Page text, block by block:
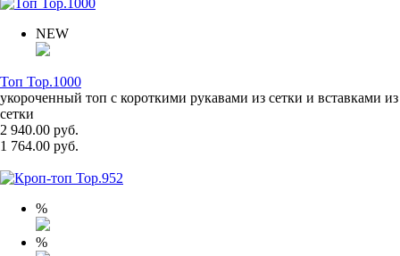
NEW
Топ Top.1000
укороченный топ с короткими рукавами из сетки и вставками из
сетки
2 940.00 руб.
1 764.00 руб.
%
%